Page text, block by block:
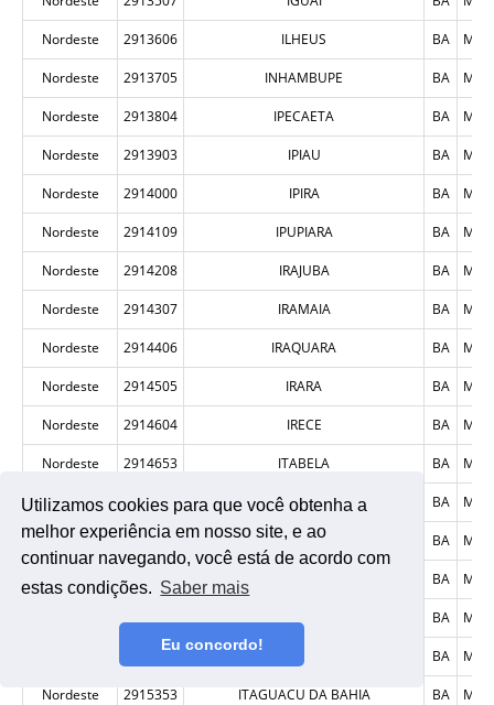
Utilizamos cookies para que você obtenha a
melhor experiência em nosso site, e ao
continuar navegando, você está de acordo com
estas condições. Saber mais
Eu concordo!
Nordeste 2913606 ILHEUS BA
Nordeste 2913705 INHAMBUPE BA
Nordeste 2913804 IPECAETA BA
Nordeste 2913903 IPIAU BA
Nordeste 2914000 IPIRA BA
Nordeste 2914109 IPUPIARA BA
Nordeste 2914208 IRAJUBA BA
Nordeste 2914307 IRAMAIA BA
Nordeste 2914406 IRAQUARA BA
Nordeste 2914505 IRARA BA
Nordeste 2914604 IRECE BA
Nordeste 2914653 ITABELA BA
Nordeste 2914703 ITABERABA BA
Nordeste 2914802 ITABUNA BA
Nordeste 2914901 BA
BA
2915304 BA
Nordeste 2915353 ITAGUACU DA BAHIA BA